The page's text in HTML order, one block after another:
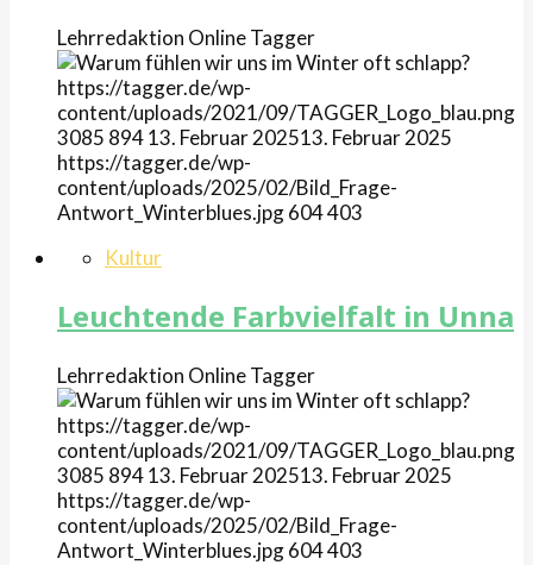
Lehrredaktion OnlineTagger
https://tagger.de/wp-
content/uploads/2021/09/TAGGER_Logo_blau.png
3085 89413. Februar 202513. Februar 2025
https://tagger.de/wp-
content/uploads/2025/02/Bild_Frage-
Antwort_Winterblues.jpg604403
Kultur
Leuchtende Farbvielfalt in Unna
Lehrredaktion OnlineTagger
https://tagger.de/wp-
content/uploads/2021/09/TAGGER_Logo_blau.png
3085 89413. Februar 202513. Februar 2025
https://tagger.de/wp-
content/uploads/2025/02/Bild_Frage-
Antwort_Winterblues.jpg604403